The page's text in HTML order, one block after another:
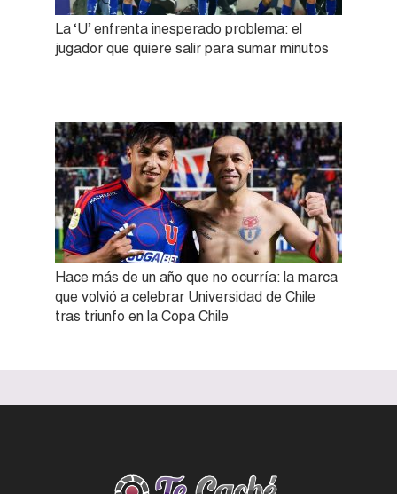
La ‘U’ enfrenta inesperado problema: el
jugador que quiere salir para sumar minutos
Hace más de un año que no ocurría: la marca
que volvió a celebrar Universidad de Chile
tras triunfo en la Copa Chile